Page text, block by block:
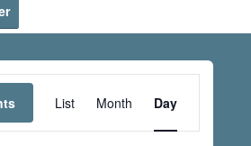
Event
Views
Navigation
List Month Day